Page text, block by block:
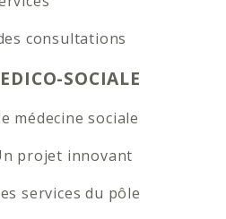
consultations
SOCIALE
médecine sociale
projet innovant
services du pôle